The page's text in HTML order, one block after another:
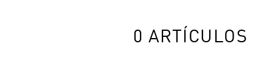
0 ARTÍCULOS